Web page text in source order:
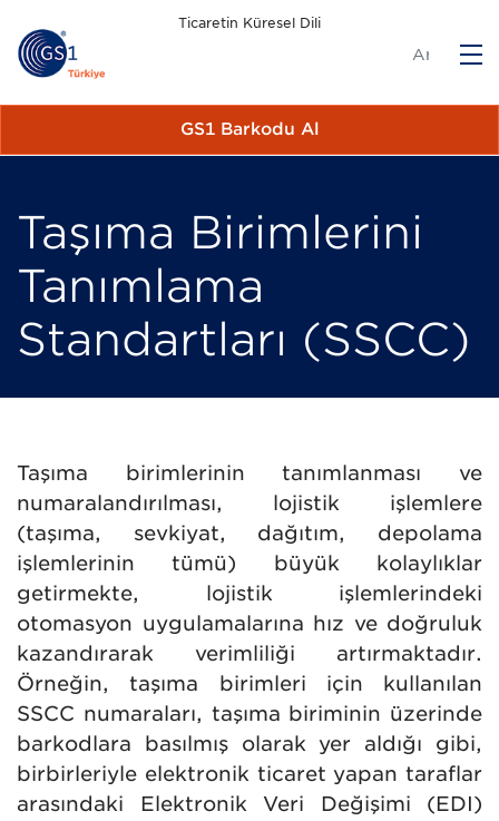
Ticaretin Küresel Dili
GS1 Barkodu Al
Taşıma Birimlerini
Tanımlama
Standartları (SSCC)
Taşıma birimlerinin tanımlanması ve
numaralandırılması, lojistik işlemlere
(taşıma, sevkiyat, dağıtım, depolama
işlemlerinin tümü) büyük kolaylıklar
getirmekte, lojistik işlemlerindeki
otomasyon uygulamalarına hız ve doğruluk
kazandırarak verimliliği artırmaktadır.
Örneğin, taşıma birimleri için kullanılan
SSCC numaraları, taşıma biriminin üzerinde
barkodlara basılmış olarak yer aldığı gibi,
birbirleriyle elektronik ticaret yapan taraflar
arasındaki Elektronik Veri Değişimi (EDI)